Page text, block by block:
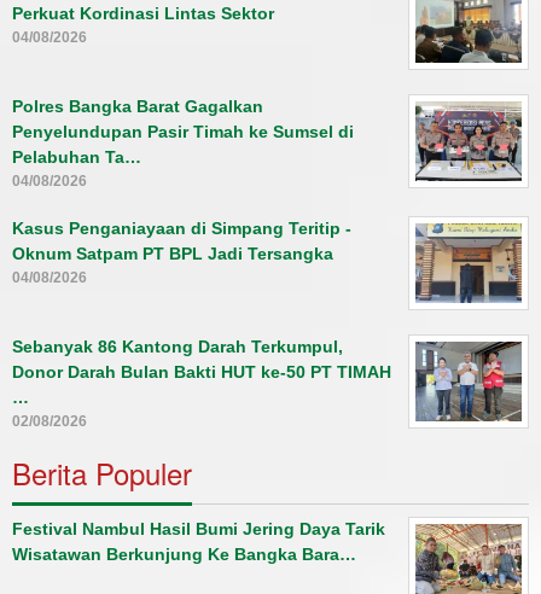
Perkuat Kordinasi Lintas Sektor
04/08/2026
Polres Bangka Barat Gagalkan
Penyelundupan Pasir Timah ke Sumsel di
Pelabuhan Ta…
04/08/2026
Kasus Penganiayaan di Simpang Teritip -
Oknum Satpam PT BPL Jadi Tersangka
04/08/2026
Sebanyak 86 Kantong Darah Terkumpul,
Donor Darah Bulan Bakti HUT ke-50 PT TIMAH
…
02/08/2026
Berita Populer
Festival Nambul Hasil Bumi Jering Daya Tarik
Wisatawan Berkunjung Ke Bangka Bara…